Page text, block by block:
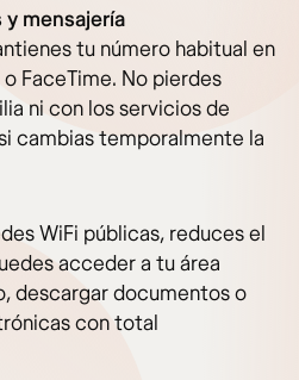
y mensajería
tu número habitual en
FaceTime. No pierdes
ni con los servicios de
cambias temporalmente la
WiFi públicas, reduces el
acceder a tu área
descargar documentos o
con total